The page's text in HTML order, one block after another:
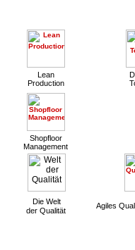
Lean
Production
Shopfloor
Management
Die Welt
der Qualität
Agiles